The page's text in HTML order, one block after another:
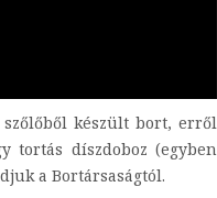
szőlőből készült bort, erről
tortás díszdoboz (egyben
a Bortársaságtól.